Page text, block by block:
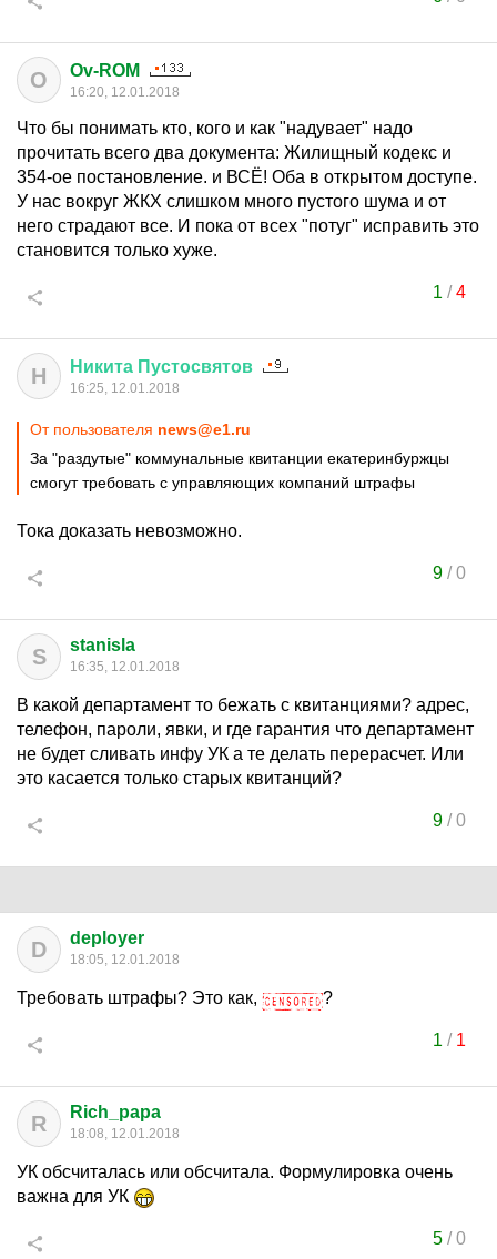
O Ov-ROM
16:20, 12.01.2018
Что бы понимать кто, кого и как "надувает" надо
прочитать всего два документа: Жилищный кодекс и
354-ое постановление. и ВСЁ! Оба в открытом доступе.
У нас вокруг ЖКХ слишком много пустого шума и от
него страдают все. И пока от всех "потуг" исправить это
становится только хуже.
1 /4
Н Никита Пустосвятов
16:25, 12.01.2018
От пользователя news@e1.ru
За "раздутые" коммунальные квитанции екатеринбуржцы
смогут требовать с управляющих компаний штрафы
Тока доказать невозможно.
9/0
S stanisla
16:35, 12.01.2018
В какой департамент то бежать с квитанциями? адрес,
телефон, пароли, явки, и где гарантия что департамент
не будет сливать инфу УК а те делать перерасчет. Или
это касается только старых квитанций?
9/0
D deployer
18:05, 12.01.2018
Требовать штрафы? Это как, ?
1 / 1
R Rich_papa
18:08, 12.01.2018
УК обсчиталась или обсчитала. Формулировка очень
важна для УК
5/0